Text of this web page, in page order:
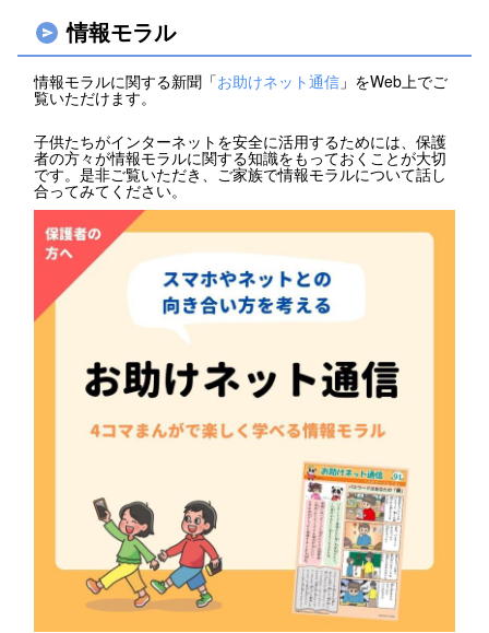
情報モラル
情報モラルに関する新聞「お助けネット通信 」をWeb上でご
覧いただけます。
子供たちがインターネットを安全に活用するためには、保護
者の方々が情報モラルに関する知識をもっておくことが大切
です。是非ご覧いただき、ご家族で情報モラルについて話し
合ってみてください。